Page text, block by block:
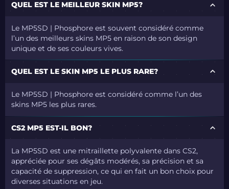
QUEL EST LE MEILLEUR SKIN MP5?
Le MP5SD | Phosphore est souvent considéré comme
l’un des meilleurs skins MP5 en raison de son design
unique et de ses couleurs vives.
QUEL EST LE SKIN MP5 LE PLUS RARE?
Le MP5SD | Phosphore est considéré comme l’un des
skins MP5 les plus rares.
CS2 MP5 EST-IL BON?
La MP5SD est une mitraillette polyvalente dans CS2,
appréciée pour ses dégâts modérés, sa précision et sa
capacité de suppression, ce qui en fait un bon choix pour
diverses situations en jeu.